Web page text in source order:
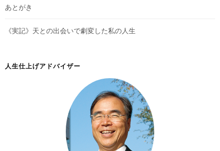
あとがき
《実記》天との出会いで劇変した私の人生
人生仕上げアドバイザー